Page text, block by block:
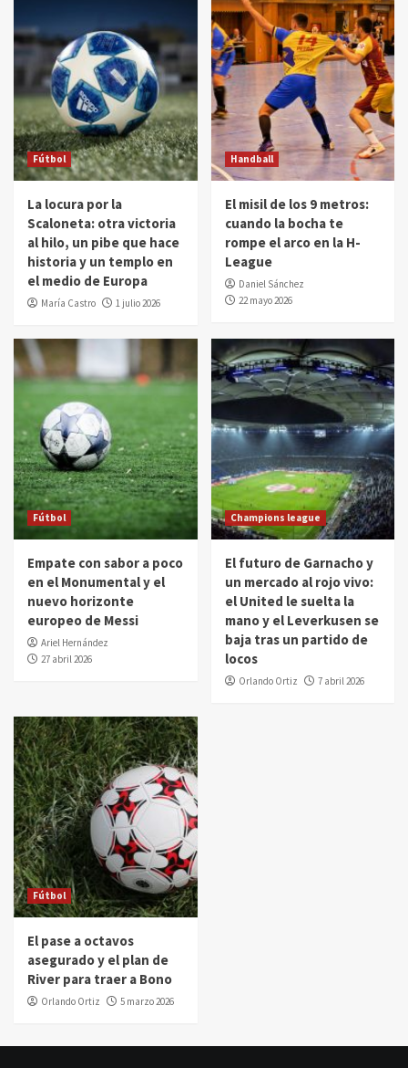
Fútbol
La locura por la
Scaloneta: otra victoria
al hilo, un pibe que hace
historia y un templo en
el medio de Europa
María Castro 1 julio 2026
Handball
El misil de los 9 metros:
cuando la bocha te
rompe el arco en la H-
League
Daniel Sánchez
22 mayo 2026
Fútbol
Empate con sabor a poco
en el Monumental y el
nuevo horizonte
europeo de Messi
Ariel Hernández
27 abril 2026
Champions league
El futuro de Garnacho y
un mercado al rojo vivo:
el United le suelta la
mano y el Leverkusen se
baja tras un partido de
locos
Orlando Ortiz 7 abril 2026
Fútbol
El pase a octavos
asegurado y el plan de
River para traer a Bono
Orlando Ortiz 5 marzo 2026